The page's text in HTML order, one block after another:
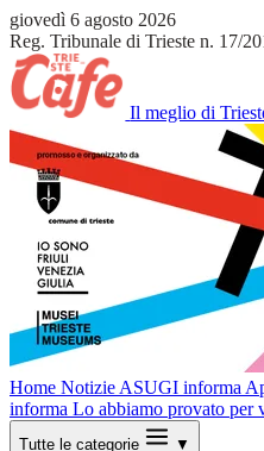
giovedì 6 agosto 2026
Reg. Tribunale di Trieste n. 17/
Il meglio di
Home Notizie ASUGI informa
informa Lo abbiamo provato per
Tutte le categorie ▼